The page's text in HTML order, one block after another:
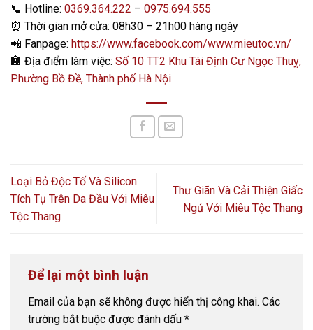
📞 Hotline: 0369.364.222 – 0975.694.555
⏰ Thời gian mở cửa: 08h30 – 21h00 hàng ngày
📲 Fanpage: https://www.facebook.com/www.mieutoc.vn/
🏣 Địa điểm làm việc: Số 10 TT2 Khu Tái Định Cư Ngọc Thuỵ,
Phường Bồ Đề, Thành phố Hà Nội
Loại Bỏ Độc Tố Và Silicon
Tích Tụ Trên Da Đầu Với Miêu
Tộc Thang
Thư Giãn Và Cải Thiện Giấc
Ngủ Với Miêu Tộc Thang
Để lại một bình luận
Email của bạn sẽ không được hiển thị công khai. Các
trường bắt buộc được đánh dấu *